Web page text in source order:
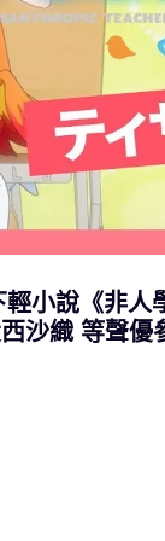
小說《非人
沙織 等聲優